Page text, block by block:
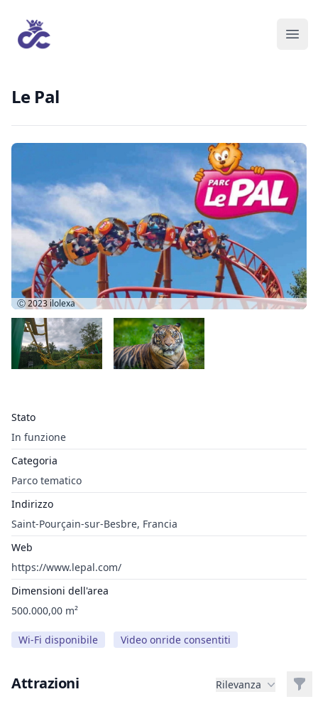
Le Pal
Stato
In funzione
Categoria
Parco tematico
Indirizzo
Saint-Pourçain-sur-Besbre, Francia
Web
https://www.lepal.com/
Dimensioni dell'area
500.000,00 m²
Wi-Fi disponibile Video onride consentiti
Ⓒ 2023 ilolexa
Attrazioni Rilevanza